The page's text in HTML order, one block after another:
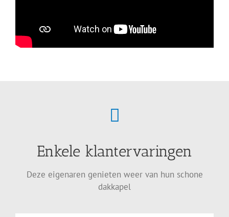
Enkele klantervaringen
Deze eigenaren genieten weer van hun schone
dakkapel